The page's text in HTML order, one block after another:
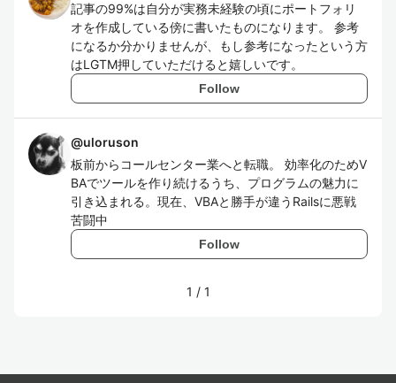
記事の99%は自分が実務未経験の頃にポートフォリ
オを作成している傍に書いたものになります。 参考
になるか分かりませんが、もし参考になったという方
はLGTM押していただけると嬉しいです。
Follow
@uloruson
板前からコールセンター業へと転職。 効率化のためV
BAでツールを作り続けるうち、プログラムの魅力に
引き込まれる。現在、VBAと勝手が違うRailsに悪戦
苦闘中
Follow
1 / 1